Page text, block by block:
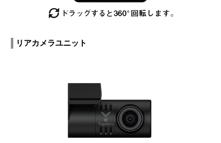
リアカメラユニット